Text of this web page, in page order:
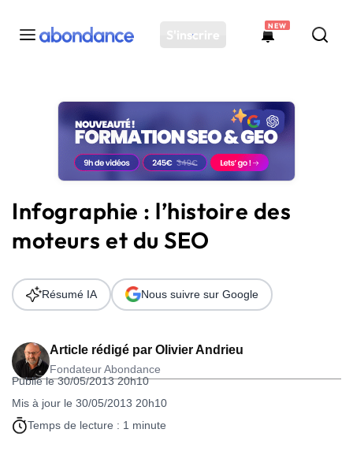
S'inscrire
NEW
Toutes les actus
Actus SEO
Plateforme
Solutions
Ressources
Audit SEO
Infographie : l’histoire des
moteurs et du SEO
Article rédigé par Olivier Andrieu
Fondateur Abondance
Publié le 30/05/2013 20h10
Mis à jour le 30/05/2013 20h10
Temps de lecture : 1 minute
Résumé IA Nous suivre sur Google